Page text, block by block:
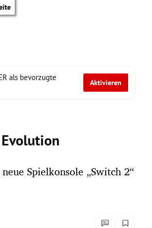
als bevorzugte
Aktivieren
Spielkonsole „Switch 2“